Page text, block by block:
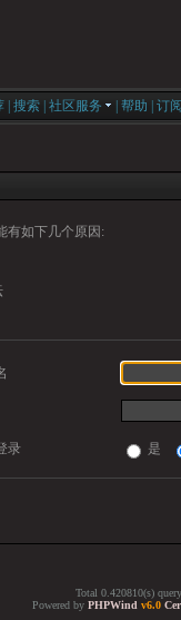
搜索 社区服务 帮助 订
有如下几个原因:
录 是
Total 0.420810(s)
Powered by PHPWind v6.0